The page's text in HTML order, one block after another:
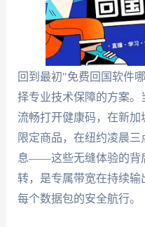
回到最初"免费回国软件
择专业技术保障的方案
流畅打开健康码，在新
限定商品，在纽约凌晨
息——这些无缝体验的背
转，是专属带宽在持续
每个数据包的安全航行。